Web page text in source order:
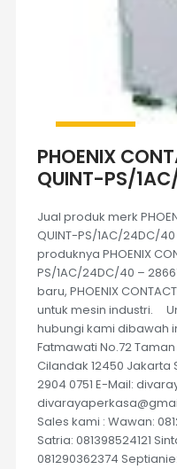
PHOENIX
QUINT-PS/
Jual produk merk
QUINT-PS/1AC/24DC/
produknya PHOENIX
PS/1AC/24DC/40 –
baru, PHOENIX
untuk mesin industri.
hubungi kami dibawah ini
Fatmawati No.72 Taman
Cilandak 12450 Jakarta
2904 0751 E-Mail:
Sales kami : Wawan:
Satria: 081398524121
081290362374 Septianie: